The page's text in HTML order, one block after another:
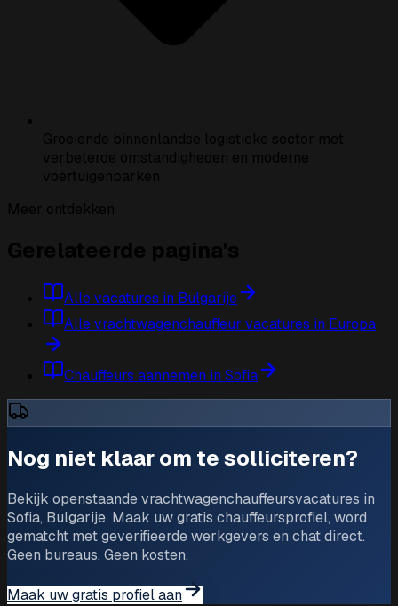
Alle vacatures in Bulgarije
Alle vrachtwagenchauffeur vacatures in Europa
Chauffeurs aannemen in Sofia
Nog niet klaar om te solliciteren?
Bekijk openstaande vrachtwagenchauffeursvacatures in
Sofia, Bulgarije. Maak uw gratis chauffeursprofiel, word
gematcht met geverifieerde werkgevers en chat direct.
Geen bureaus. Geen kosten.
Maak uw gratis profiel aan